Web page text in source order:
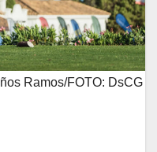
Ramos/FOTO: DsCG